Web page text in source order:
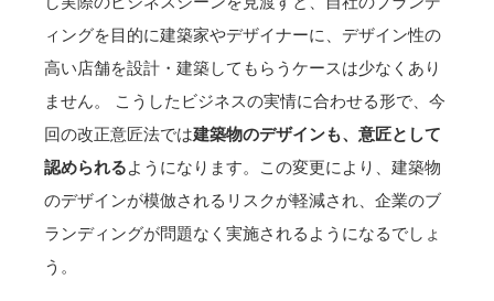
ィングを目的に建築家やデザイナーに、デザイン性の
高い店舗を設計・建築してもらうケースは少なくあり
ません。 こうしたビジネスの実情に合わせる形で、今
回の改正意匠法では建築物のデザインも、意匠として
認められるようになります。この変更により、建築物
のデザインが模倣されるリスクが軽減され、企業のブ
ランディングが問題なく実施されるようになるでしょ
う。